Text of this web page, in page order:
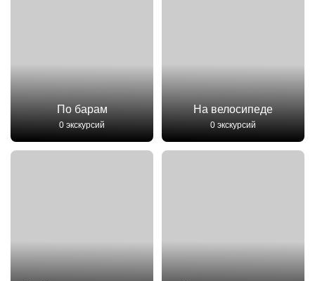
По барам
0 экскурсий
На велосипеде
0 экскурсий